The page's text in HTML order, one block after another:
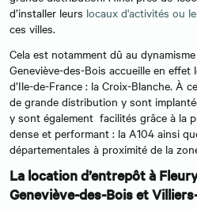
d’installer leurs locaux d'activités ou
ces villes.
Cela est notamment dû au
Geneviève-des-Bois accueille en
d’Ile-de-France : la Croix-Blanche. À
de grande distribution y sont
y sont également facilités grâce à la
dense et performant : la A104 ainsi
départementales à proximité de la
La location d’entrepôt à
Geneviève-des-Bois et